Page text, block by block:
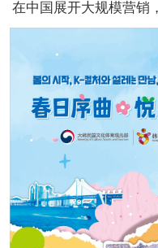
在中国展开大规模营销